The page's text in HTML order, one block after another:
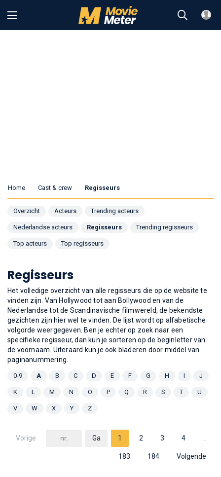
Home Cast & crew Regisseurs
Overzicht Acteurs Trending acteurs
Nederlandse acteurs Regisseurs Trending regisseurs
Top acteurs Top regisseurs
Regisseurs
Het volledige overzicht van alle regisseurs die op de website te
vinden zijn. Van Hollywood tot aan Bollywood en van de
Nederlandse tot de Scandinavische filmwereld, de bekendste
gezichten zijn hier wel te vinden. De lijst wordt op alfabetische
volgorde weergegeven. Ben je echter op zoek naar een
specifieke regisseur, dan kun je sorteren op de beginletter van
de voornaam. Uiteraard kun je ook bladeren door middel van
paginanummering.
0-9 A B C D E F G H I J
K L M N O P Q R S T U
V W X Y Z
Vorige 1 2 3 4
183 184 Volgende